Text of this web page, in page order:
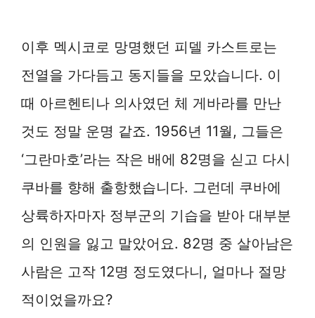
이후 멕시코로 망명했던 피델 카스트로는
전열을 가다듬고 동지들을 모았습니다. 이
때 아르헨티나 의사였던 체 게바라를 만난
것도 정말 운명 같죠. 1956년 11월, 그들은
‘그란마호’라는 작은 배에 82명을 싣고 다시
쿠바를 향해 출항했습니다. 그런데 쿠바에
상륙하자마자 정부군의 기습을 받아 대부분
의 인원을 잃고 말았어요. 82명 중 살아남은
사람은 고작 12명 정도였다니, 얼마나 절망
적이었을까요?